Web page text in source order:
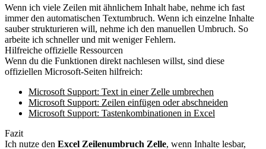
Wenn ich viele Zeilen mit ähnlichem Inhalt habe, nehme ich fast
immer den automatischen Textumbruch. Wenn ich einzelne Inhalte
sauber strukturieren will, nehme ich den manuellen Umbruch. So
arbeite ich schneller und mit weniger Fehlern.
Hilfreiche offizielle Ressourcen
Wenn du die Funktionen direkt nachlesen willst, sind diese
offiziellen Microsoft-Seiten hilfreich:
Microsoft Support: Text in einer Zelle umbrechen
Microsoft Support: Zeilen einfügen oder abschneiden
Microsoft Support: Tastenkombinationen in Excel
Fazit
Ich nutze den Excel Zeilenumbruch Zelle, wenn Inhalte lesbar,